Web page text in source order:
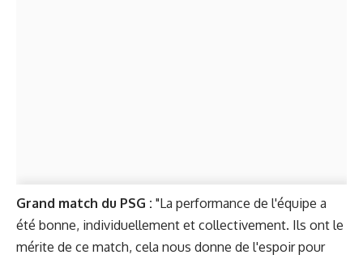
Grand match du PSG : "La performance de l'équipe a
été bonne, individuellement et collectivement. Ils ont le
mérite de ce match, cela nous donne de l'espoir pour